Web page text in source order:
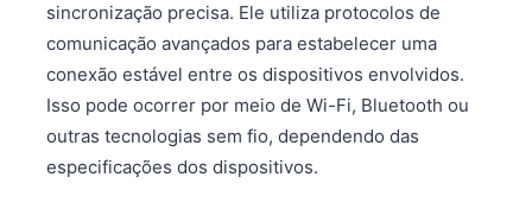
sincronização precisa. Ele utiliza protocolos de
comunicação avançados para estabelecer uma
conexão estável entre os dispositivos envolvidos.
Isso pode ocorrer por meio de Wi-Fi, Bluetooth ou
outras tecnologias sem fio, dependendo das
especificações dos dispositivos.